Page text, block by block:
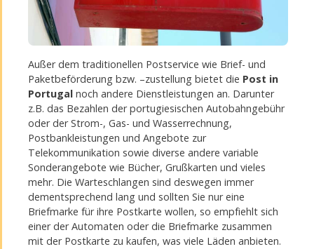
Außer dem traditionellen Postservice wie Brief- und
Paketbeförderung bzw. –zustellung bietet die Post in
Portugal noch andere Dienstleistungen an. Darunter
z.B. das Bezahlen der portugiesischen Autobahngebühr
oder der Strom-, Gas- und Wasserrechnung,
Postbankleistungen und Angebote zur
Telekommunikation sowie diverse andere variable
Sonderangebote wie Bücher, Grußkarten und vieles
mehr. Die Warteschlangen sind deswegen immer
dementsprechend lang und sollten Sie nur eine
Briefmarke für ihre Postkarte wollen, so empfiehlt sich
einer der Automaten oder die Briefmarke zusammen
mit der Postkarte zu kaufen, was viele Läden anbieten.